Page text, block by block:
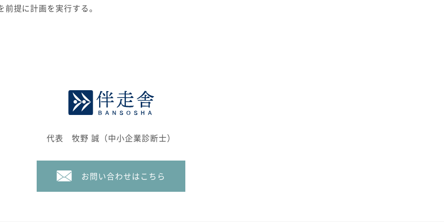
前提に計画を実行する。
代表 牧野 誠（中小企業診断士）
お問い合わせはこちら